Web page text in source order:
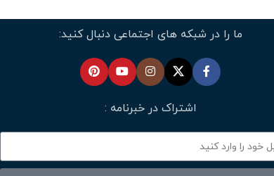
ما را در شبکه های اجتماعی دنبال کنید:
اشتراک در خبرنامه :